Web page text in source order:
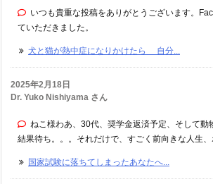
いつも貴重な投稿をありがとうございます。
ていただきました。
犬と猫が熱中症になりかけたら 自分...
2025年2月18日
Dr. Yuko Nishiyama さん
ねこ様わあ、30代、奨学金返済予定、そして動
結果待ち。。。それだけで、すごく前向きな人生
国家試験に落ちてしまったあなたへ...